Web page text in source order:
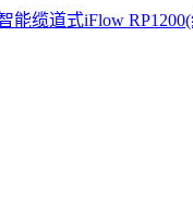
能缆道式iFlow